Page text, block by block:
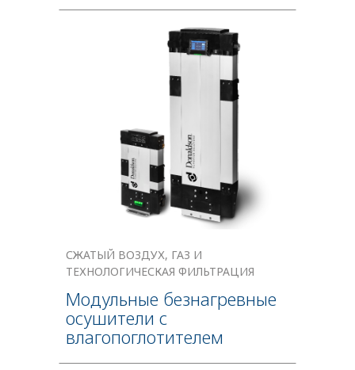
СЖАТЫЙ ВОЗДУХ, ГАЗ И
ТЕХНОЛОГИЧЕСКАЯ ФИЛЬТРАЦИЯ
Модульные безнагревные
осушители с
влагопоглотителем